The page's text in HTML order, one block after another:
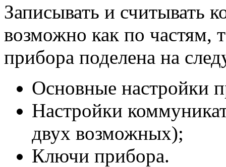
Записывать и считывать
возможно как по частям,
прибора поделена на
Основные настройки
Настройки
двух возможных);
Ключи прибора.